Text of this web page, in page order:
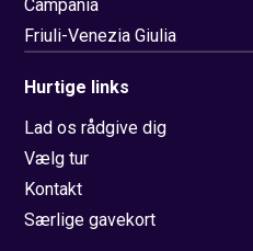
Campania
Friuli-Venezia Giulia
Hurtige links
Lad os rådgive dig
Vælg tur
Kontakt
Særlige gavekort